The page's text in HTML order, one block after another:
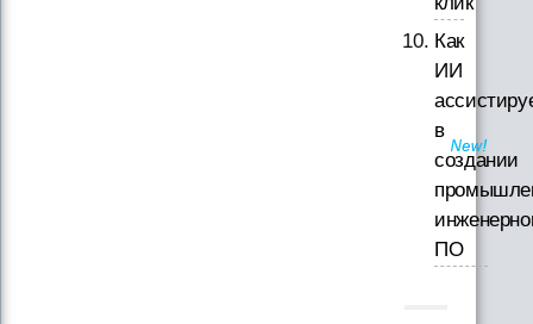
Как
ИИ
в
создании
ПО